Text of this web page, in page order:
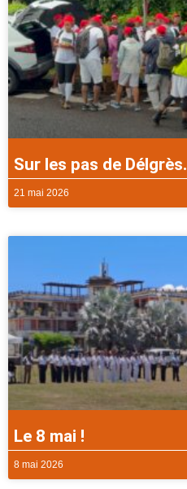
Sur les pas de Délgrès.
21 mai 2026
Le 8 mai !
8 mai 2026